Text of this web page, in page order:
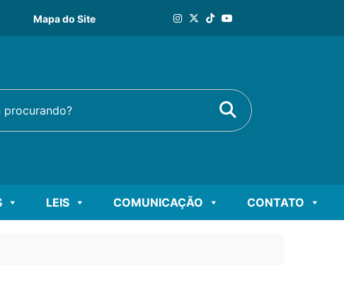
Mapa do Site
Buscar
LEIS COMUNICAÇÃO CONTATO